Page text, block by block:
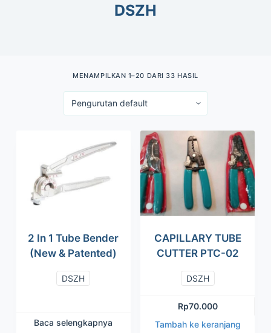
DSZH
MENAMPILKAN 1–20 DARI 33 HASIL
2 In 1 Tube Bender
(New & Patented)
Baca selengkapnya
DSZH
CAPILLARY TUBE
CUTTER PTC-02
Rp70.000
Tambah ke keranjang
DSZH